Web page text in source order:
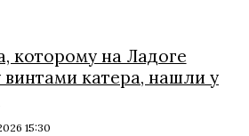
которому на Ладоге
винтами катера, нашли у
15:30